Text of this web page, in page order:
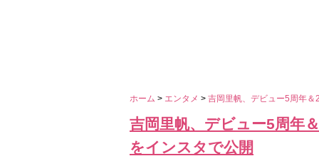
ホーム > エンタメ > 吉岡里帆、デビュー5周年
吉岡里帆、デビュー5周年
をインスタで公開